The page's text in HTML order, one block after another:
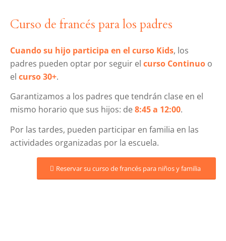
Curso de francés para los padres
Cuando su hijo participa en el curso Kids, los
padres pueden optar por seguir el curso Continuo o
el curso 30+.
Garantizamos a los padres que tendrán clase en el
mismo horario que sus hijos: de8:45 a 12:00.
Por las tardes, pueden participar en familia en las
actividades organizadas por la escuela.
Reservar su curso de francés para niños y familia